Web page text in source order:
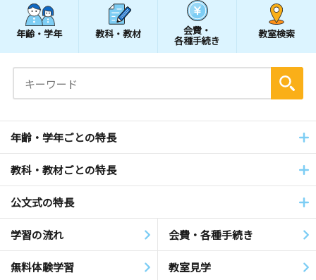
年齢・学年 教科・教材 会費・
各種手続き
教室検索
年齢・学年ごとの特長
教科・教材ごとの特長
公文式の特長
学習の流れ 会費・各種手続き
無料体験学習 教室見学